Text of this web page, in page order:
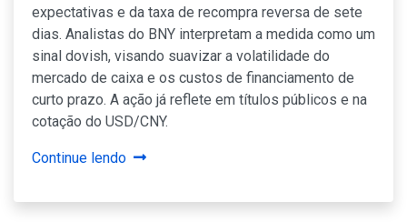
expectativas e da taxa de recompra reversa de sete
dias. Analistas do BNY interpretam a medida como um
sinal dovish, visando suavizar a volatilidade do
mercado de caixa e os custos de financiamento de
curto prazo. A ação já reflete em títulos públicos e na
cotação do USD/CNY.
Continue lendo